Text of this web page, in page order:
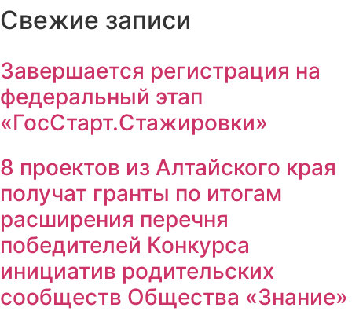
Свежие записи
Завершается регистрация на
федеральный этап
«ГосСтарт.Стажировки»
8 проектов из Алтайского края
получат гранты по итогам
расширения перечня
победителей Конкурса
инициатив родительских
сообществ Общества «Знание»